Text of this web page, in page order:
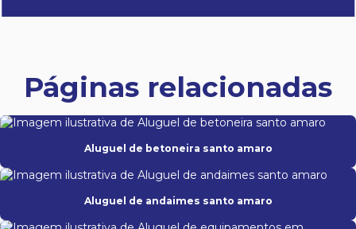
Páginas relacionadas
Aluguel de betoneira santo amaro
Aluguel de andaimes santo amaro